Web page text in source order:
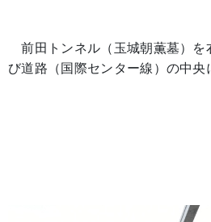
前田トンネル（玉城朝薫墓）を
び道路（国際センター線）の中央